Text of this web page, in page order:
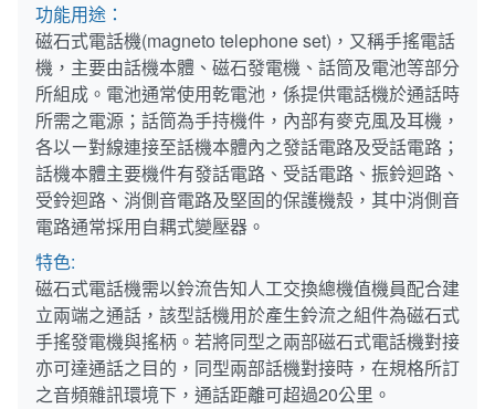
功能用途：
磁石式電話機(magneto telephone set)，又稱手搖電話
機，主要由話機本體、磁石發電機、話筒及電池等部分
所組成。電池通常使用乾電池，係提供電話機於通話時
所需之電源；話筒為手持機件，內部有麥克風及耳機，
各以ㄧ對線連接至話機本體內之發話電路及受話電路；
話機本體主要機件有發話電路、受話電路、振鈴迴路、
受鈴迴路、消側音電路及堅固的保護機殼，其中消側音
電路通常採用自耦式變壓器。
特色:
磁石式電話機需以鈴流告知人工交換總機值機員配合建
立兩端之通話，該型話機用於產生鈴流之組件為磁石式
手搖發電機與搖柄。若將同型之兩部磁石式電話機對接
亦可達通話之目的，同型兩部話機對接時，在規格所訂
之音頻雜訊環境下，通話距離可超過20公里。